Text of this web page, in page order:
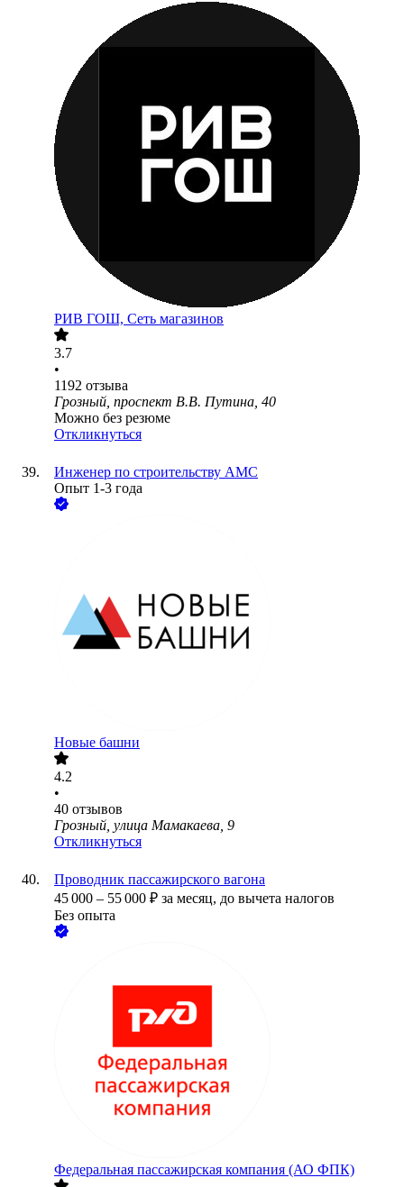
РИВ ГОШ, Сеть магазинов
3.7
•
1192 отзыва
Грозный, проспект В.В. Путина, 40
Можно без резюме
Откликнуться
Инженер по строительству АМС
Опыт 1-3 года
Новые башни
4.2
•
40 отзывов
Грозный, улица Мамакаева, 9
Откликнуться
Проводник пассажирского вагона
45 000 – 55 000 ₽ за месяц, до вычета налогов
Без опыта
Федеральная пассажирская компания (АО ФПК)